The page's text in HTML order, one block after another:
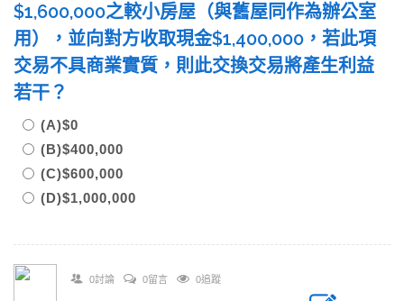
$1,600,000之較小房屋（與舊屋同作為辦公室
用），並向對方收取現金$1,400,000，若此項
交易不具商業實質，則此交換交易將產生利益
若干？
(A)$0
(B)$400,000
(C)$600,000
(D)$1,000,000
0討論 0留言 0追蹤